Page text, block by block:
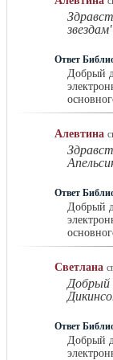
Ответ
Добрый
Алевтина
Ответ
Добрый
Светлана
Добрый
Ответ
Добрый